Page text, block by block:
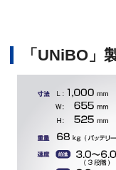
「UNiBO」